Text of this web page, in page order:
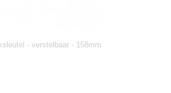
- verstelbaar - 158mm